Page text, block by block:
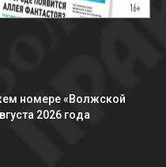
номере «Волжской
2026 года